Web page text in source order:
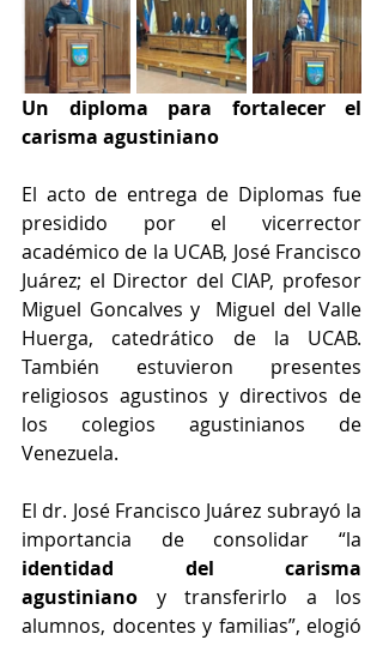
Un diploma para fortalecer el
carisma agustiniano
El acto de entrega de Diplomas fue
presidido por el vicerrector
académico de la UCAB, José Francisco
Juárez; el Director del CIAP, profesor
Miguel Goncalves y  Miguel del Valle
Huerga, catedrático de la UCAB.
También estuvieron presentes
religiosos agustinos y directivos de
los colegios agustinianos de
Venezuela.
El dr. José Francisco Juárez subrayó la
identidad del carisma
agustiniano y transferirlo a los
alumnos, docentes y familias”, elogió